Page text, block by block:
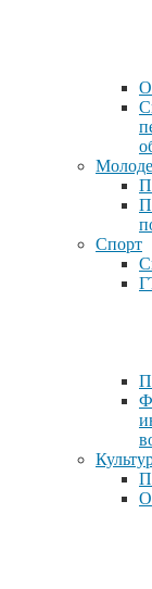
Спорт